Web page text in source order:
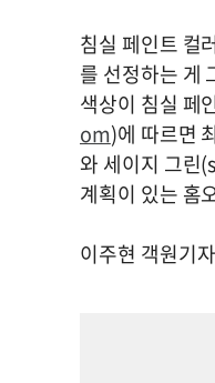
침실 페인트 컬
를 선정하는 게
색상이 침실 페
om)에 따르면
와 세이지 그린
계획이 있는 홈
이주현 객원기자